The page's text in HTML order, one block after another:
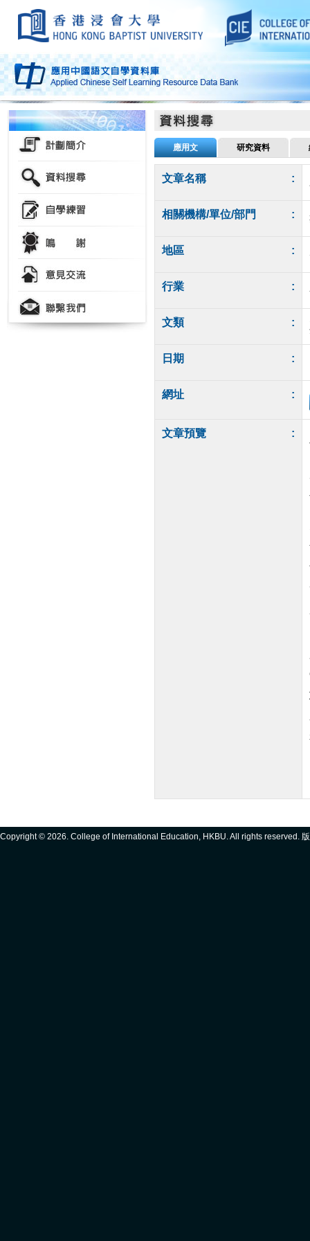
應用文 研究資料
文章名稱 :
相關機構/單位/部門 :
地區 :
行業 :
文類 :
日期 :
網址 :
文章預覽 :
Copyright © 2026. College of International Education, HKBU. All rights reserved.